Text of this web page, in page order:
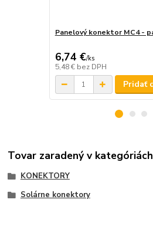
Panelový konektor MC4 -
6,74 €/ks
5,48 € bez DPH
Pridať
Tovar zaradený v kategóriách
KONEKTORY
Solárne konektory